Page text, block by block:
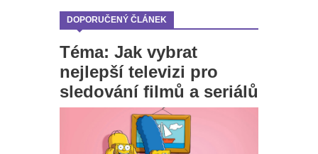
DOPORUČENÝ ČLÁNEK
Téma: Jak vybrat
nejlepší televizi pro
sledování filmů a seriálů